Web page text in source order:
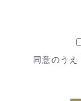
同意のうえ